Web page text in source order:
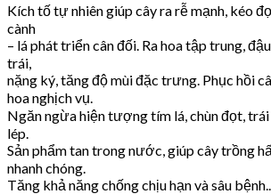
Kích tố tự nhiên giúp cây ra rễ mạnh, kéo
cành
– lá phát triển cân đối. Ra hoa tập trung,
trái,
nặng ký, tăng độ mùi đặc trưng. Phục hồi
hoa nghịch vụ.
Ngăn ngừa hiện tượng tím lá, chùn đọt, trái
lép.
Sản phẩm tan trong nước, giúp cây trồng
nhanh chóng.
Tăng khả năng chống chịu hạn và sâu bệnh..